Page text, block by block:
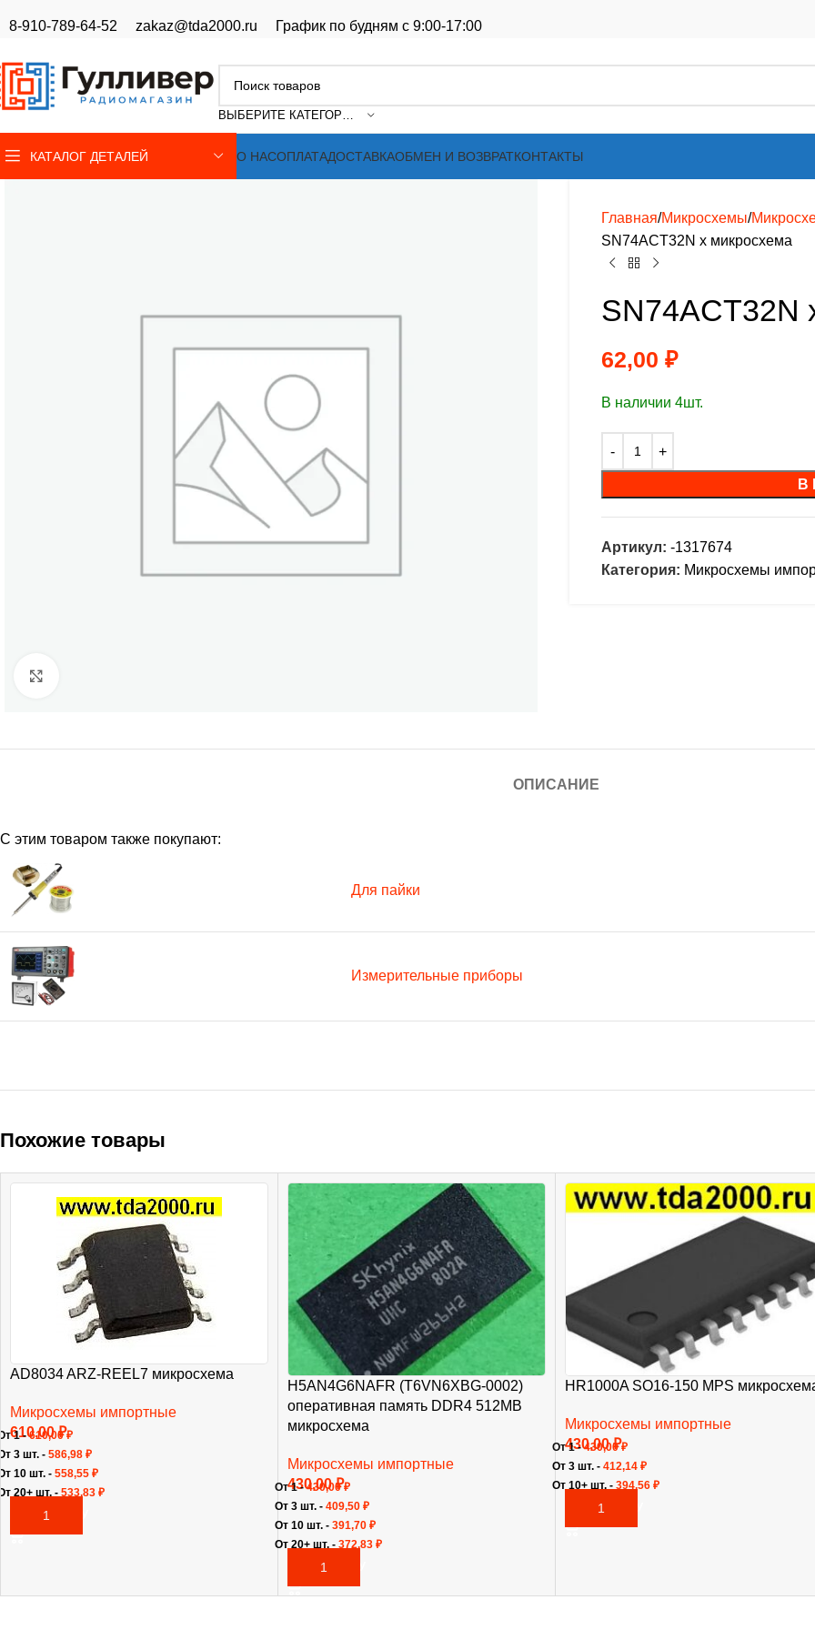
8-910-789-64-52 zakaz@tda2000.ru График по будням с 9:00-17:00
ВЫБЕРИТЕ КАТЕГОРИЮ
КАТАЛОГ ДЕТАЛЕЙ О НАСОПЛАТАДОСТАВКАОБМЕН И ВОЗВРАТКОНТАКТЫ
Главная Микросхемы
SN74ACT32N х микросхема
SN74ACT32N
62,00 ₽
В наличии 4шт.
В
Артикул: -1317674
Категория: Микросхемы
ОПИСАНИЕ
С этим товаром также покупают:
Для пайки
Измерительные приборы
Похожие товары
AD8034 ARZ-REEL7 микросхема
Микросхемы импортные
610,00₽
В КОРЗИНУ
1 -610,00₽
3 шт. - 586,98 ₽
10 шт. - 558,55 ₽
20+ шт. - 533,83 ₽
H5AN4G6NAFR (T6VN6XBG-0002)
оперативная память DDR4 512MB
микросхема
Микросхемы импортные
430,00₽
В КОРЗИНУ
От 1 -430,00₽
От 3 шт. - 409,50 ₽
От 10 шт. - 391,70 ₽
От 20+ шт. - 372,83 ₽
HR1000A SO16-150 MPS
Микросхемы импортные
430,00₽
В КОРЗИНУ
От 1 -430,00₽
От 3 шт. - 412,14 ₽
От 10+ шт. - 394,56 ₽